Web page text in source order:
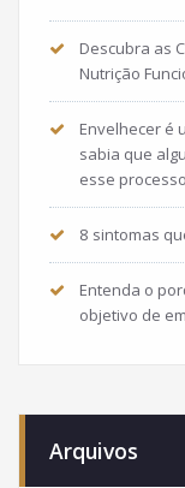
Descubra as
Nutrição
Envelhecer é
sabia que
esse
8 sintomas
Entenda o
objetivo de
Arquivos